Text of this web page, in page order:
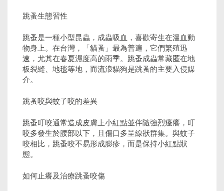
跳蚤生態習性
跳蚤是一種小型昆蟲，成蟲吸血，喜歡寄生在溫血動
物身上。在台灣，「貓蚤」最為普遍，它們繁殖迅
速，尤其在春夏濕度高的雨季。跳蚤成蟲常藏匿在地
板裂縫、地毯等地，而流浪貓狗是跳蚤的主要入侵媒
介。
跳蚤咬與蚊子咬的差異
跳蚤叮咬通常造成皮膚上小紅點並伴隨強烈瘙癢，叮
咬多發生於腰部以下，且傷口多呈線狀群集。與蚊子
咬相比，跳蚤咬不易形成膨疹，而是保持小紅點狀
態。
如何止癢及治療跳蚤咬傷